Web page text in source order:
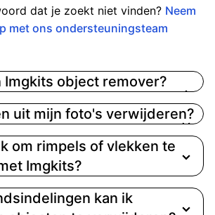
dat je zoekt niet vinden? Neem
met ons ondersteuningsteam
Imgkits object remover?
objectverwijder maakt gebruik van
technologie om snel
analyseren, ongewenste
en deze effectief te
laat je achter met een verfijnde
klaar om te delen of af te
uit mijn foto's verwijderen?
om rimpels of vlekken te
Imgkits?
kan ik